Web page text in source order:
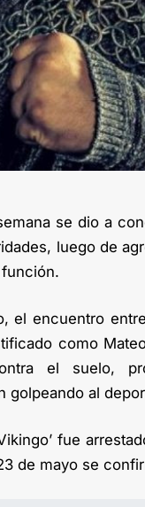
se dio a
luego de
el encuentro
como
el suelo,
golpeando al
fue
de mayo se